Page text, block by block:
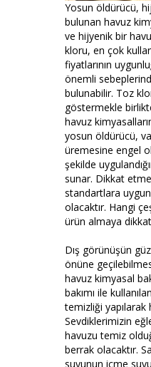
Yosun öldürücü,
bulunan havuz
ve hijyenik bir
kloru, en çok
fiyatlarının
önemli
bulunabilir. Toz
göstermekle
havuz
yosun öldürücü,
üremesine engel
şekilde
sunar. Dikkat
standartlara
olacaktır. Hangi
ürün almaya
Dış görünüşün
önüne
havuz kimyasal
bakımı ile
temizliği yapılarak
Sevdiklerimizin
havuzu temiz
berrak olacaktır.
suyunun içme